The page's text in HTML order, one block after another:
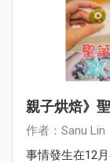
親子烘焙》
作者：Sanu Lin
事情發生在12